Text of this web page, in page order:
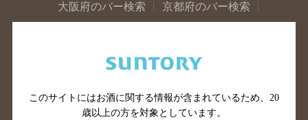
大阪府のバー検索
京都府のバー検索
広島県のバー検索
岡山県のバー検索
山口県のバー検索
鳥取県のバー検索
島根県のバー検索
徳島県のバー検索
このサイトにはお酒に関する情報が含まれているため、 20
歳以上の方を対象としています。